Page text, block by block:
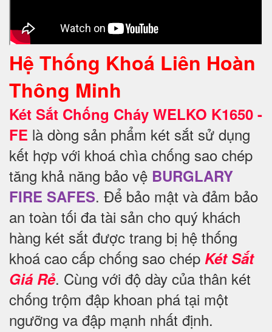
Hệ Thống Khoá Liên Hoàn
Thông Minh
Két Sắt Chống Cháy WELKO K1650 -
FE là dòng sản phẩm két sắt sử dụng
kết hợp với khoá chìa chống sao chép
tăng khả năng bảo vệ BURGLARY
FIRE SAFES. Để bảo mật và đảm bảo
an toàn tối đa tài sản cho quý khách
hàng két sắt được trang bị hệ thống
khoá cao cấp chống sao chép Két Sắt
Giá Rẻ. Cùng với độ dày của thân két
chống trộm đập khoan phá tại một
ngưỡng va đập mạnh nhất định.